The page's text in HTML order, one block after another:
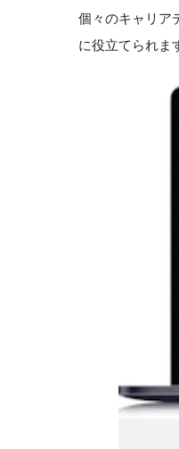
個々のキャリア
に役立てられま